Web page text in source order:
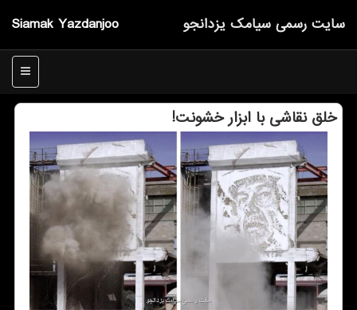
Siamak Yazdanjoo سایت رسمی سیامك یزدانجو
منو
خلق نقاشی با ابزار خشونت!